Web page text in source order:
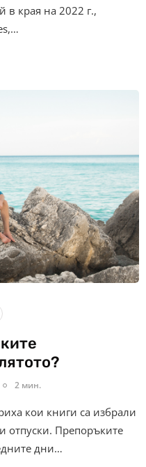
в края на 2022 г.,
2 мин.
кои книги са избрали
отпуски. Препоръките
дни…